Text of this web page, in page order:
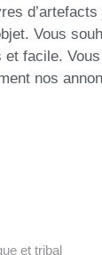
Vous
facile.
nos
et tribal